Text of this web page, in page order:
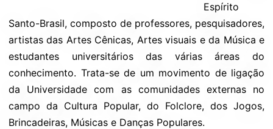
Espírito
Santo-Brasil, composto de professores, pesquisadores,
artistas das Artes Cênicas, Artes visuais e da Música e
estudantes universitários das várias áreas do
conhecimento. Trata-se de um movimento de ligação
da Universidade com as comunidades externas no
campo da Cultura Popular, do Folclore, dos Jogos,
Brincadeiras, Músicas e Danças Populares.